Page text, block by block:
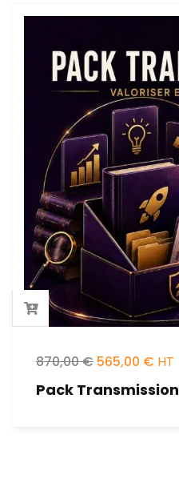
870,00€ 565,00 €
Pack Transmission